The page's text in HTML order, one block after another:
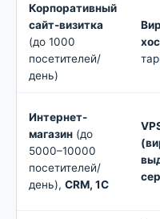
Корпоративный
сайт-визитка
(до 1000
посетителей/
день)
Интернет-
магазин (до
5000–10000
посетителей/
день), CRM, 1С